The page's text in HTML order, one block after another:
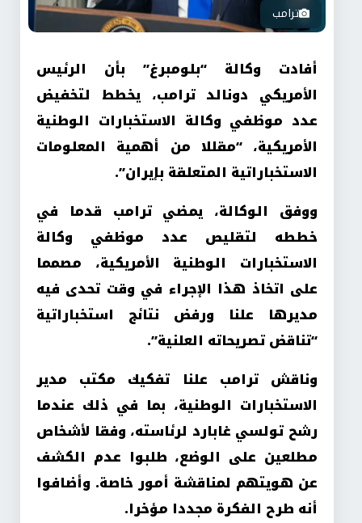
ترامب
أفادت وكالة “بلومبرغ” بأن الرئيس
الأمريكي دونالد ترامب، يخطط لتخفيض
عدد موظفي وكالة الاستخبارات الوطنية
الأمريكية، “مقللا من أهمية المعلومات
الاستخباراتية المتعلقة بإيران”.
ووفق الوكالة، يمضي ترامب قدما في
خططه لتقليص عدد موظفي وكالة
الاستخبارات الوطنية الأمريكية، مصمما
على اتخاذ هذا الإجراء في وقت تحدى فيه
مديرها علنا ورفض نتائج استخباراتية
“تناقض تصريحاته العلنية”.
وناقش ترامب علنا تفكيك مكتب مدير
الاستخبارات الوطنية، بما في ذلك عندما
رشح تولسي غابارد لرئاسته، وفقا لأشخاص
مطلعين على الوضع، طلبوا عدم الكشف
عن هويتهم لمناقشة أمور خاصة. وأضافوا
أنه طرح الفكرة مجددا مؤخرا.